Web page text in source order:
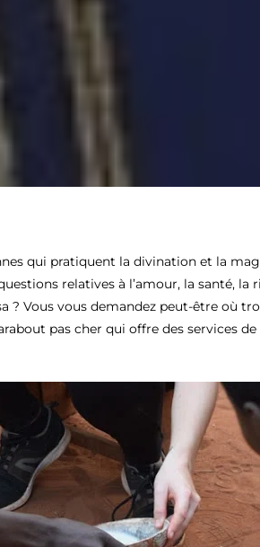
qui pratiquent la divination et la
relatives à l’amour, la santé, la
? Vous vous demandez peut-être où
pas cher qui offre des services